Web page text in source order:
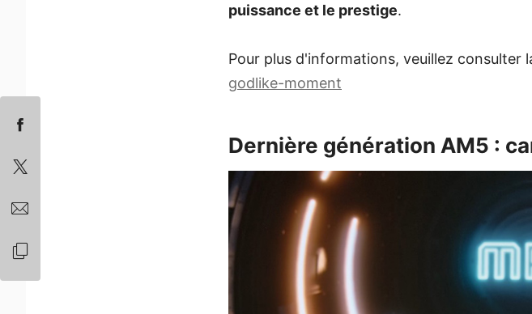
puissance et le prestige.
Pour plus d'informations, veuillez consulter
godlike-moment
Dernière génération AM5 :